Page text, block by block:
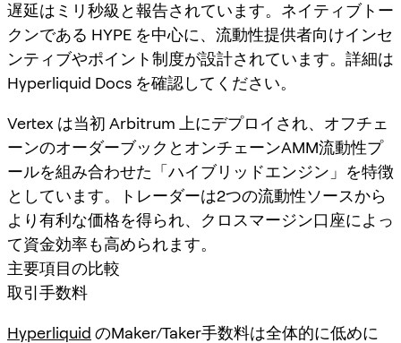
遅延はミリ秒級と報告されています。ネイティブトー
クンである HYPE を中心に、流動性提供者向けインセ
ンティブやポイント制度が設計されています。詳細は
Hyperliquid Docs を確認してください。
Vertex は当初 Arbitrum 上にデプロイされ、オフチェ
ーンのオーダーブックとオンチェーンAMM流動性プ
ールを組み合わせた「ハイブリッドエンジン」を特徴
としています。トレーダーは2つの流動性ソースから
より有利な価格を得られ、クロスマージン口座によっ
て資金効率も高められます。
主要項目の比較
取引手数料
Hyperliquid のMaker/Taker手数料は全体的に低めに